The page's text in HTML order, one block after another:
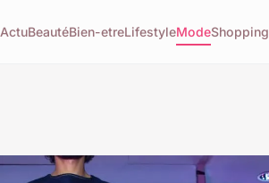
ActuBeautéBien-etreLifestyleModeShopping